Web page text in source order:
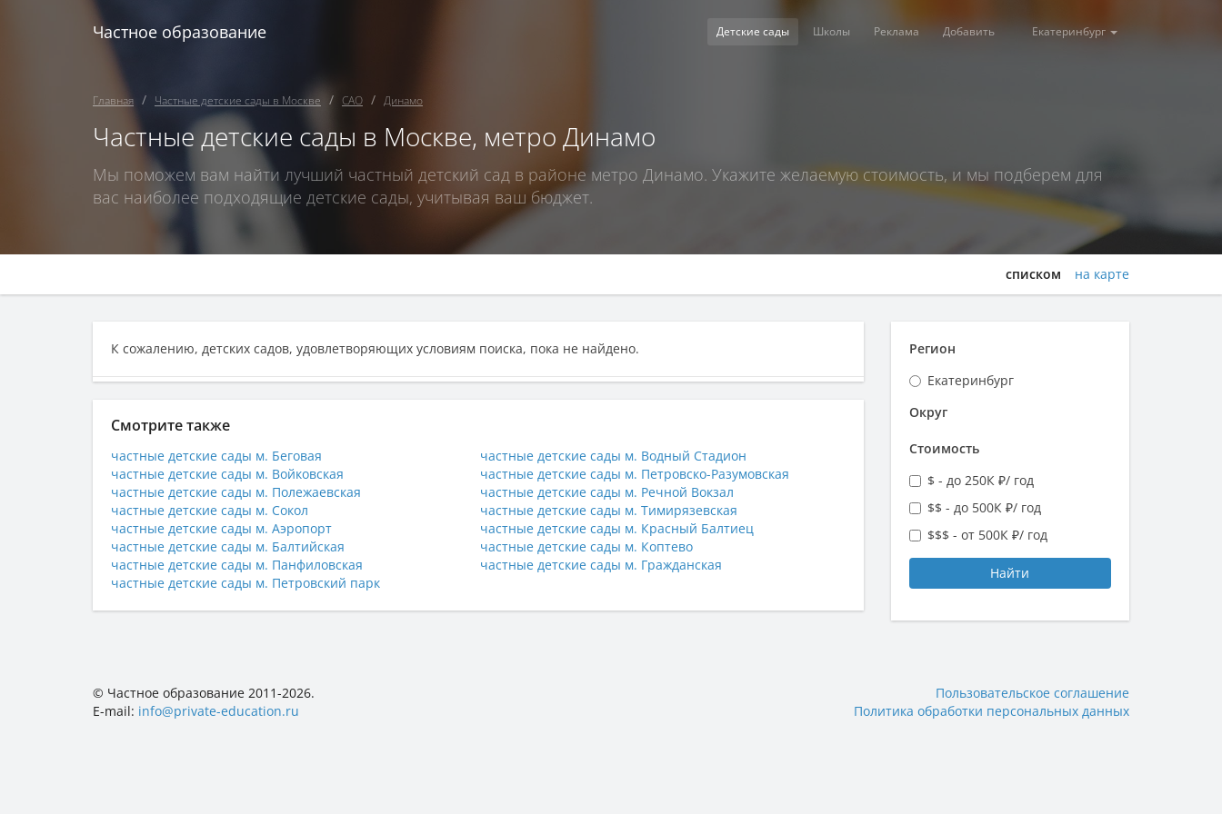
Частное образование Екатеринбург
Детские сады Школы Реклама Добавить
Главная Частные детские сады в Москве САО Динамо
Частные детские сады в Москве, метро Динамо
Мы поможем вам найти лучший частный детский сад в районе метро Динамо. Укажите желаемую стоимость, и мы подберем для
вас наиболее подходящие детские сады, учитывая ваш бюджет.
списком на карте
К сожалению, детских садов, удовлетворяющих условиям поиска, пока не найдено.
Смотрите также
частные детские сады м. Беговая
частные детские сады м. Водный Стадион
частные детские сады м. Войковская
частные детские сады м. Петровско-Разумовская
частные детские сады м. Полежаевская
частные детские сады м. Речной Вокзал
частные детские сады м. Сокол
частные детские сады м. Тимирязевская
частные детские сады м. Аэропорт
частные детские сады м. Красный Балтиец
частные детские сады м. Балтийская
частные детские сады м. Коптево
частные детские сады м. Панфиловская
частные детские сады м. Гражданская
частные детские сады м. Петровский парк
Регион
Екатеринбург
Округ
Стоимость
$ - до 250К ₽/ год
$$ - до 500К ₽/ год
$$$ - от 500К ₽/ год
Найти
© Частное образование 2011-2026.
E-mail: info@private-education.ru
Пользовательское соглашение
Политика обработки персональных данных